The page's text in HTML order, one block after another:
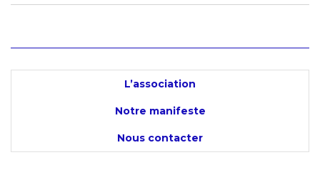
L’association
Notre manifeste
Nous contacter